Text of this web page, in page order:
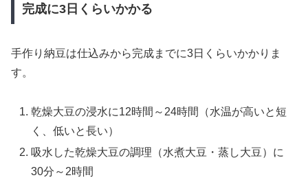
完成に3日くらいかかる
手作り納豆は仕込みから完成までに3日くらいかかりま
す。
乾燥大豆の浸水に12時間～24時間（水温が高いと短
く、低いと長い）
吸水した乾燥大豆の調理（水煮大豆・蒸し大豆）に
30分～2時間